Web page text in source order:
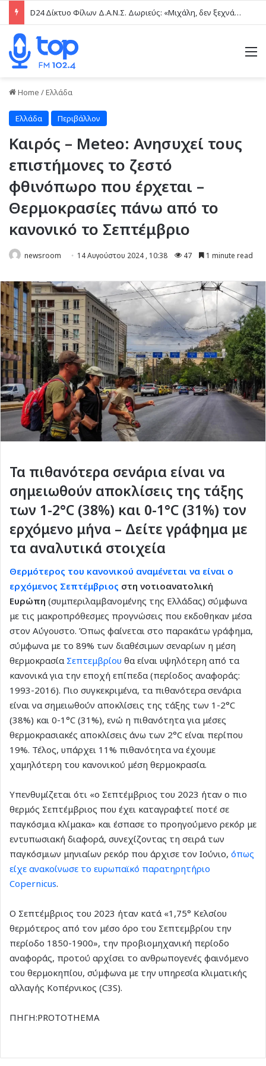
D24 Δίκτυο Φίλων Δ.Α.Ν.Σ. Δωριεύς: «Μιχάλη, δεν ξεχνάμε – Η βία δεν είναι μαγκιά»
Home /Ελλάδα
Ελλάδα Περιβάλλον
Καιρός – Meteo: Ανησυχεί τους
επιστήμονες το ζεστό
φθινόπωρο που έρχεται –
Θερμοκρασίες πάνω από το
κανονικό το Σεπτέμβριο
newsroom 14 Αυγούστου 2024 , 10:38 47 1 minute read
Τα πιθανότερα σενάρια είναι να
σημειωθούν αποκλίσεις της τάξης
των 1-2°C (38%) και 0-1°C (31%) τον
ερχόμενο μήνα – Δείτε γράφημα με
τα αναλυτικά στοιχεία
Θερμότερος του κανονικού αναμένεται να είναι ο
ερχόμενος Σεπτέμβριος στη νοτιοανατολική
Ευρώπη (συμπεριλαμβανομένης της Ελλάδας) σύμφωνα
με τις μακροπρόθεσμες προγνώσεις που εκδοθηκαν μέσα
στον Αύγουστο. Όπως φαίνεται στο παρακάτω γράφημα,
σύμφωνα με το 89% των διαθέσιμων σεναρίων η μέση
θερμοκρασία Σεπτεμβρίου θα είναι υψηλότερη από τα
κανονικά για την εποχή επίπεδα (περίοδος αναφοράς:
1993-2016). Πιο συγκεκριμένα, τα πιθανότερα σενάρια
είναι να σημειωθούν αποκλίσεις της τάξης των 1-2°C
(38%) και 0-1°C (31%), ενώ η πιθανότητα για μέσες
θερμοκρασιακές αποκλίσεις άνω των 2°C είναι περίπου
19%. Τέλος, υπάρχει 11% πιθανότητα να έχουμε
χαμηλότερη του κανονικού μέση θερμοκρασία.
Υπενθυμίζεται ότι «ο Σεπτέμβριος του 2023 ήταν ο πιο
θερμός Σεπτέμβριος που έχει καταγραφτεί ποτέ σε
παγκόσμια κλίμακα» και έσπασε το προηγούμενο ρεκόρ με
εντυπωσιακή διαφορά, συνεχίζοντας τη σειρά των
παγκόσμιων μηνιαίων ρεκόρ που άρχισε τον Ιούνιο, όπως
είχε ανακοίνωσε το ευρωπαϊκό παρατηρητήριο
Copernicus.
Ο Σεπτέμβριος του 2023 ήταν κατά «1,75° Κελσίου
θερμότερος από τον μέσο όρο του Σεπτεμβρίου την
περίοδο 1850-1900», την προβιομηχανική περίοδο
αναφοράς, προτού αρχίσει το ανθρωπογενές φαινόμενο
του θερμοκηπίου, σύμφωνα με την υπηρεσία κλιματικής
αλλαγής Κοπέρνικος (C3S).
ΠΗΓΗ:PROTOTHEMA